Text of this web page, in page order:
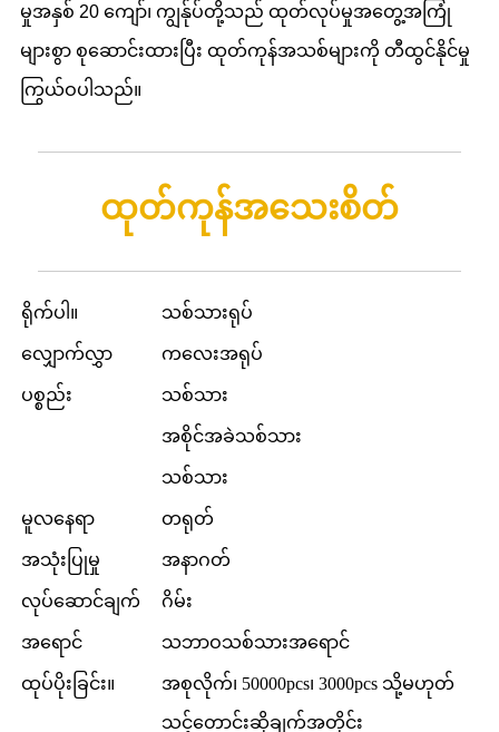
မှုအနှစ် 20 ကျော်၊ ကျွန်ုပ်တို့သည် ထုတ်လုပ်မှုအတွေ့အကြုံ
များစွာ စုဆောင်းထားပြီး ထုတ်ကုန်အသစ်များကို တီထွင်နိုင်မှု
ကြွယ်ဝပါသည်။
ထုတ်ကုန်အသေးစိတ်
ရိုက်ပါ။ သစ်သားရုပ်
လျှောက်လွှာ ကလေးအရုပ်
ပစ္စည်း သစ်သား
အစိုင်အခဲသစ်သား
သစ်သား
မူလနေရာ တရုတ်
အသုံးပြုမှု အနာဂတ်
လုပ်ဆောင်ချက် ဂိမ်း
အရောင် သဘာဝသစ်သားအရောင်
ထုပ်ပိုးခြင်း။ အစုလိုက်၊ 50000pcs၊ 3000pcs သို့မဟုတ်
သင့်တောင်းဆိုချက်အတိုင်း